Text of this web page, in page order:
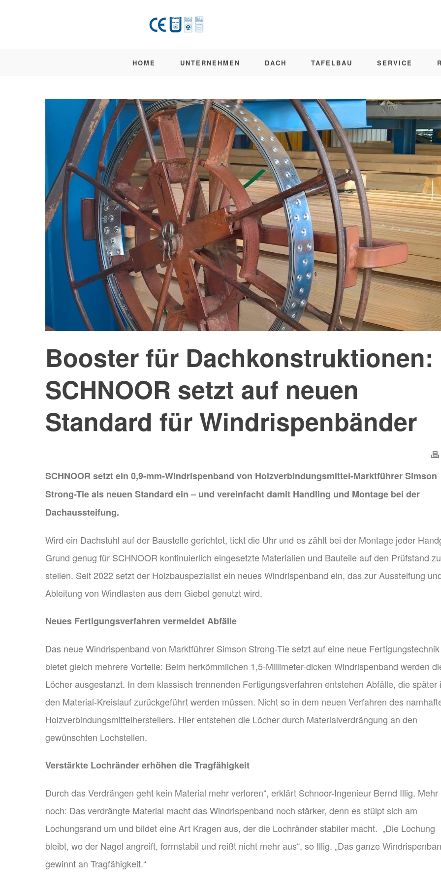
HOME UNTERNEHMEN DACH TAFELBAU SERVICE
Booster für Dachkonstruktionen:
SCHNOOR setzt auf neuen
Standard für Windrispenbänder
SCHNOOR setzt ein 0,9-mm-Windrispenband von Holzverbindungsmittel-Marktführer Simson
Strong-Tie als neuen Standard ein – und vereinfacht damit Handling und Montage bei der
Dachaussteifung.
Wird ein Dachstuhl auf der Baustelle gerichtet, tickt die Uhr und es zählt bei der Montage jeder
Grund genug für SCHNOOR kontinuierlich eingesetzte Materialien und Bauteile auf den Prüfstand zu
stellen. Seit 2022 setzt der Holzbauspezialist ein neues Windrispenband ein, das zur Aussteifung
Ableitung von Windlasten aus dem Giebel genutzt wird.
Neues Fertigungsverfahren vermeidet Abfälle
Das neue Windrispenband von Marktführer Simson Strong-Tie setzt auf eine neue
bietet gleich mehrere Vorteile: Beim herkömmlichen 1,5-Millimeter-dicken Windrispenband werden
Löcher ausgestanzt. In dem klassisch trennenden Fertigungsverfahren entstehen Abfälle, die später
den Material-Kreislauf zurückgeführt werden müssen. Nicht so in dem neuen Verfahren des
Holzverbindungsmittelherstellers. Hier entstehen die Löcher durch Materialverdrängung an den
gewünschten Lochstellen.
Verstärkte Lochränder erhöhen die Tragfähigkeit
Durch das Verdrängen geht kein Material mehr verloren“, erklärt Schnoor-Ingenieur Bernd Illig. Mehr
noch: Das verdrängte Material macht das Windrispenband noch stärker, denn es stülpt sich am
Lochungsrand um und bildet eine Art Kragen aus, der die Lochränder stabiler macht. „Die Lochung
bleibt, wo der Nagel angreift, formstabil und reißt nicht mehr aus“, so Illig. „Das ganze
gewinnt an Tragfähigkeit.“